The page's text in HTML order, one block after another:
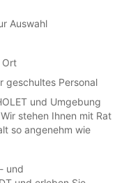
Auswahl
Ort
geschultes Personal
und Umgebung
stehen Ihnen mit Rat
so angenehm wie
und